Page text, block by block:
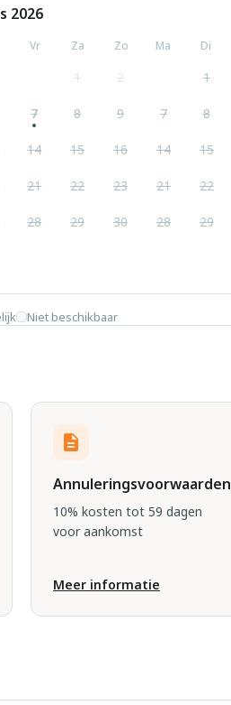
2026
Vr Za Zo
1 2
7 8 9
14 15 16
21 22 23
28 29 30
Ma Di
1
7 8
14 15
21 22
28 29
Niet beschikbaar
Annuleringsvoorwaarden
10% kosten tot 59 dagen
voor aankomst
Meer informatie